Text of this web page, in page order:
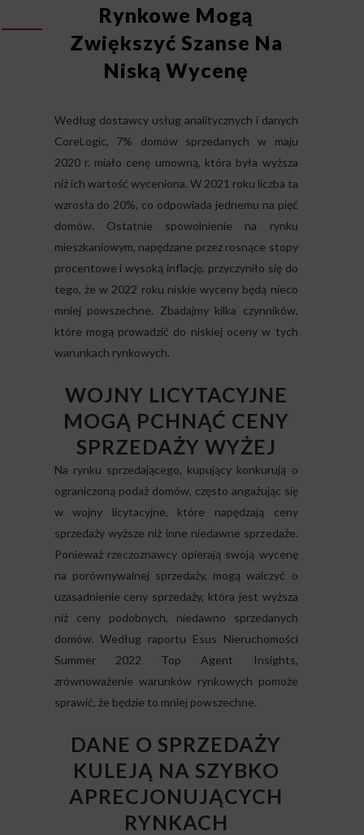
Rynkowe Mogą
Zwiększyć Szanse Na
Niską Wycenę
Według dostawcy usług analitycznych i danych
CoreLogic, 7% domów sprzedanych w maju
2020 r. miało cenę umowną, która była wyższa
niż ich wartość wyceniona. W 2021 roku liczba ta
wzrosła do 20%, co odpowiada jednemu na pięć
domów. Ostatnie spowolnienie na rynku
mieszkaniowym, napędzane przez rosnące stopy
procentowe i wysoką inflację, przyczyniło się do
tego, że w 2022 roku niskie wyceny będą nieco
mniej powszechne. Zbadajmy kilka czynników,
które mogą prowadzić do niskiej oceny w tych
warunkach rynkowych.
WOJNY LICYTACYJNE
MOGĄ PCHNĄĆ CENY
SPRZEDAŻY WYŻEJ
Na rynku sprzedającego, kupujący konkurują o
ograniczoną podaż domów, często angażując się
w wojny licytacyjne, które napędzają ceny
sprzedaży wyższe niż inne niedawne sprzedaże.
Ponieważ rzeczoznawcy opierają swoją wycenę
na porównywalnej sprzedaży, mogą walczyć o
uzasadnienie ceny sprzedaży, która jest wyższa
niż ceny podobnych, niedawno sprzedanych
domów. Według raportu Esus Nieruchomości
Summer 2022 Top Agent Insights,
zrównoważenie warunków rynkowych pomoże
sprawić, że będzie to mniej powszechne.
DANE O SPRZEDAŻY
KULEJĄ NA SZYBKO
APRECJONUJĄCYCH
RYNKACH